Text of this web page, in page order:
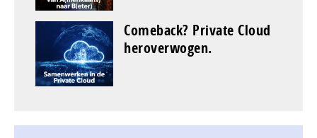
Comeback? Private Cloud
heroverwogen.